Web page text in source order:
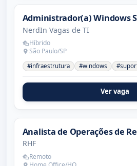
Administrador(a) Windows
NerdIn Vagas de TI
Híbrido
São Paulo/SP
#infraestrutura #windows
Ver vaga
Analista de Operações de
RHF
Remoto